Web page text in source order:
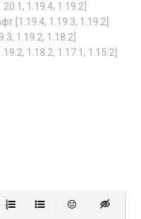
1.19.4, 1.19.2]
[1.19.4, 1.19.3, 1.19.2]
1.19.2, 1.18.2]
1.18.2, 1.17.1, 1.15.2]